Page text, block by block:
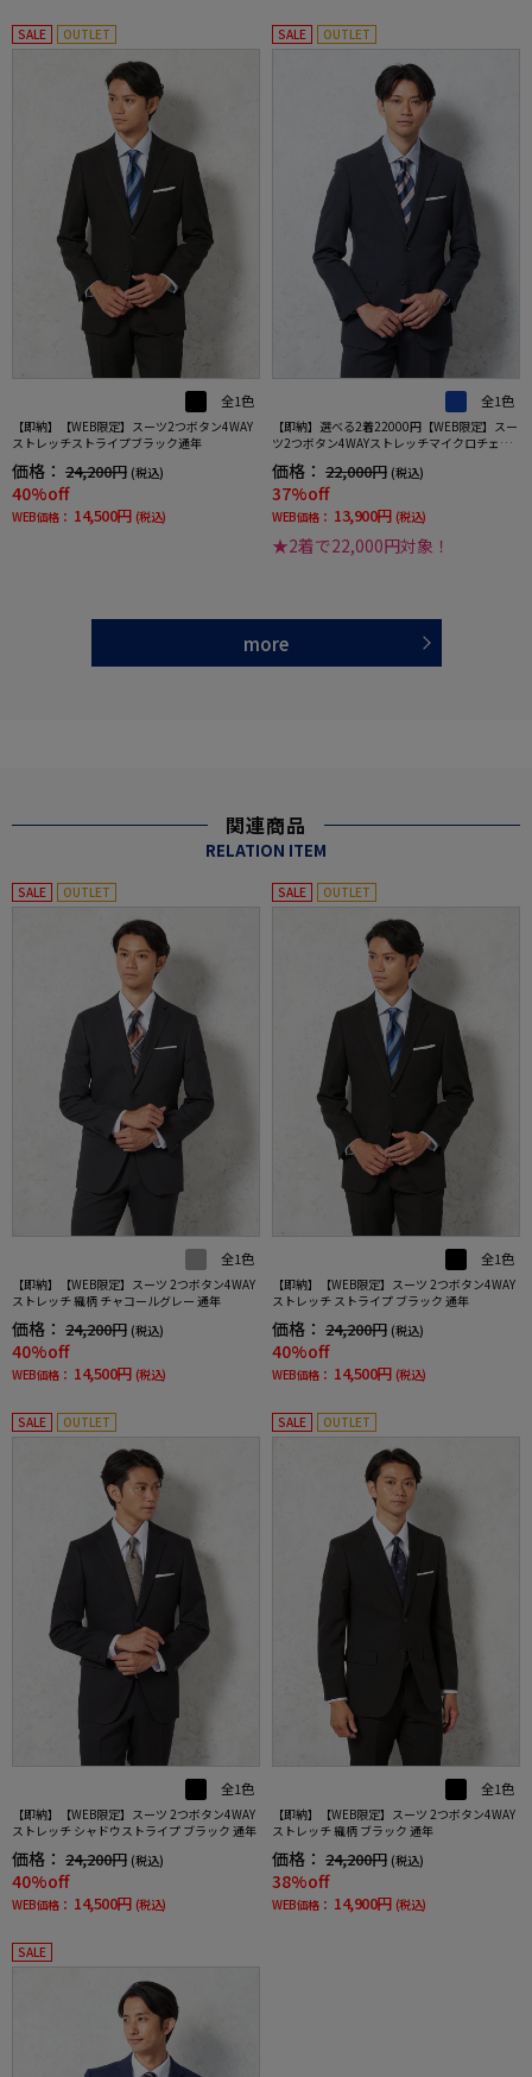
SALE OUTLET
全1色
【即納】【WEB限定】スーツ2つボタン4WAY
ストレッチストライプブラック通年
価格： 24,200円 (税込)
40%off
WEB価格： 14,500円 (税込)
SALE OUTLET
全1色
【即納】選べる2着22000円【WEB限定】スー
ツ2つボタン4WAYストレッチマイクロチェッ
価格： 22,000円 (税込)
37%off
WEB価格： 13,900円 (税込)
★2着で22,000円対象！
more
関連商品
RELATION ITEM
SALE OUTLET
全1色
【即納】【WEB限定】スーツ 2つボタン4WAY
ストレッチ 織柄 チャコールグレー 通年
価格： 24,200円 (税込)
40%off
WEB価格： 14,500円 (税込)
SALE OUTLET
全1色
【即納】【WEB限定】スーツ 2つボタン4WAY
ストレッチ ストライプ ブラック 通年
価格： 24,200円 (税込)
40%off
WEB価格： 14,500円 (税込)
SALE OUTLET
全1色
【即納】【WEB限定】スーツ 2つボタン4WAY
ストレッチ シャドウストライプ ブラック 通年
価格： 24,200円 (税込)
40%off
WEB価格： 14,500円 (税込)
SALE OUTLET
全1色
【即納】【WEB限定】スーツ 2つボタン4WAY
ストレッチ 織柄 ブラック 通年
価格： 24,200円 (税込)
38%off
WEB価格： 14,900円 (税込)
SALE